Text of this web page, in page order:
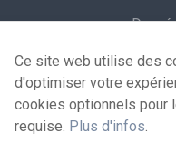
Ce site web utilise des
d'optimiser votre
cookies optionnels pour
requise. Plus d'infos.